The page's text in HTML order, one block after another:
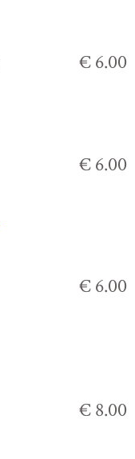
€ 6.00
€ 6.00
€ 6.00
€ 8.00